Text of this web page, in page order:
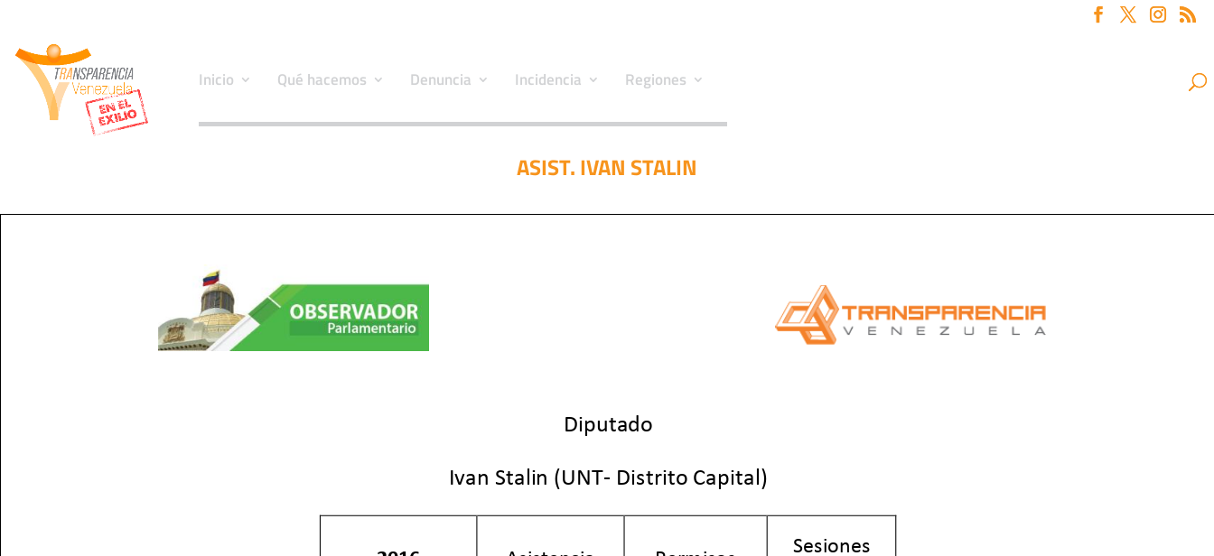
Inicio Qué hacemos Denuncia Incidencia Regiones
ASIST. IVAN STALIN